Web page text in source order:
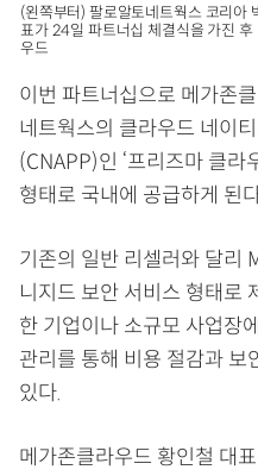
(왼쪽부터) 팔로알토네트웍스 코리아
표가 24일 파트너십 체결식을 가진
우드
이번 파트너십으로 메가존
네트웍스의 클라우드 네이
(CNAPP)인 ‘프리즈마 클라
형태로 국내에 공급하게 된
기존의 일반 리셀러와 달리
니지드 보안 서비스 형태로
한 기업이나 소규모 사업장
관리를 통해 비용 절감과 보
있다.
메가존클라우드 황인철 대